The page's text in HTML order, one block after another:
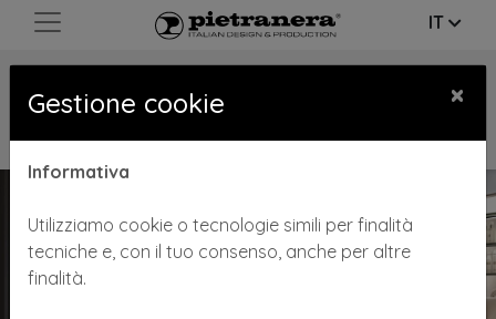
IT
CATALOGO/
D'ARREDO
Gestione cookie ×
Informativa
Utilizziamo cookie o tecnologie simili per finalità
tecniche e, con il tuo consenso, anche per altre
finalità.